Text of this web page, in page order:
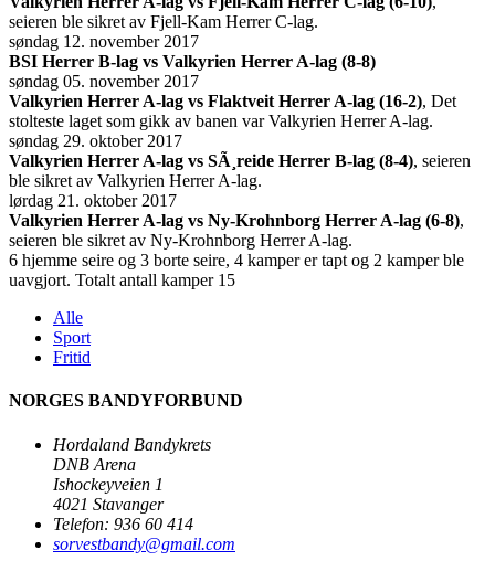
seieren ble sikret av Fjell-Kam Herrer C-lag.
søndag 12. november 2017
BSI Herrer B-lag vs Valkyrien Herrer A-lag (8-8)
søndag 05. november 2017
Valkyrien Herrer A-lag vs Flaktveit Herrer A-lag (16-2), Det
stolteste laget som gikk av banen var Valkyrien Herrer A-lag.
søndag 29. oktober 2017
Valkyrien Herrer A-lag vs SÃ¸reide Herrer B-lag (8-4), seieren
ble sikret av Valkyrien Herrer A-lag.
lørdag 21. oktober 2017
Valkyrien Herrer A-lag vs Ny-Krohnborg Herrer A-lag (6-8),
seieren ble sikret av Ny-Krohnborg Herrer A-lag.
6 hjemme seire og 3 borte seire, 4 kamper er tapt og 2 kamper ble
uavgjort. Totalt antall kamper 15
Alle
Sport
Fritid
NORGES BANDYFORBUND
Hordaland Bandykrets
DNB Arena
Ishockeyveien 1
4021 Stavanger
Telefon: 936 60 414
sorvestbandy@gmail.com